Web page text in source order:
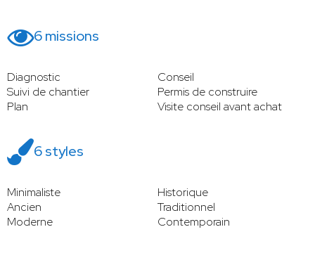
6 missions
Diagnostic
Conseil
Suivi de chantier
Permis de construire
Plan
Visite conseil avant achat
6 styles
Minimaliste
Historique
Ancien
Traditionnel
Moderne
Contemporain